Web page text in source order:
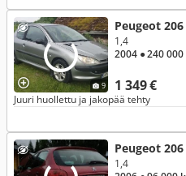
9
Peugeot 206
1 349 €
1,4
2004 ● 240
Juuri huollettu ja jakopää tehty
Peugeot 206
1,4